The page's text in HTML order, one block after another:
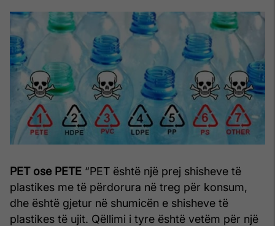
PET ose PETE “PET është një prej shisheve të
plastikes me të përdorura në treg për konsum,
dhe është gjetur në shumicën e shisheve të
plastikes të ujit. Qëllimi i tyre është vetëm për një